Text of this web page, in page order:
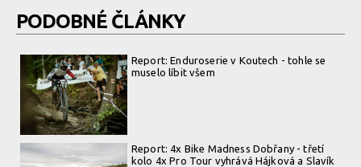
PODOBNÉ ČLÁNKY
Report: Enduroserie v Koutech - tohle se
muselo líbit všem
Report: 4x Bike Madness Dobřany - třetí
kolo 4x Pro Tour vyhrává Hájková a Slavík